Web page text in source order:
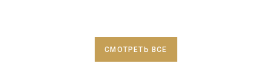
СМОТРЕТЬ ВСЕ